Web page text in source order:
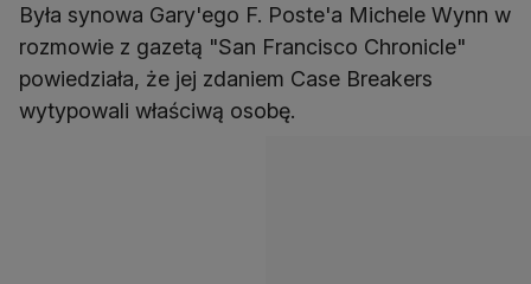
Była synowa Gary'ego F. Poste'a Michele Wynn w
rozmowie z gazetą "San Francisco Chronicle"
powiedziała, że jej zdaniem Case Breakers